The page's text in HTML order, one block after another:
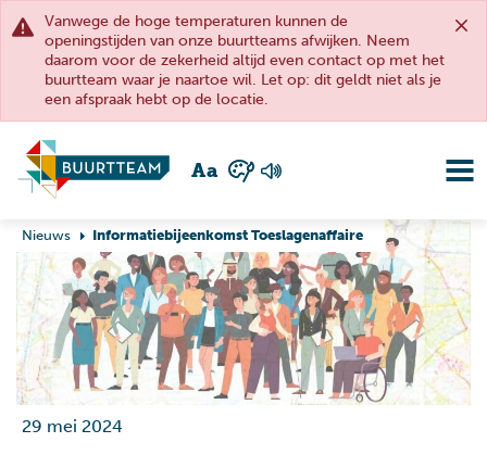
Vanwege de hoge temperaturen kunnen de
openingstijden van onze buurtteams afwijken. Neem
daarom voor de zekerheid altijd even contact op met het
buurtteam waar je naartoe wil. Let op: dit geldt niet als je
een afspraak hebt op de locatie.
Aa
Nieuws Informatiebijeenkomst Toeslagenaffaire
29 mei 2024